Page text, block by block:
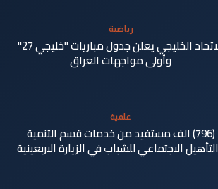
رياضية
الاتحاد الخليجي يعلن جدول مباريات "خليجي 27"
وأولى مواجهات العراق
علمية
(796) الف مستفيد من خدمات قسم التنمية
الاجتماعي للشباب في الزيارة الاربعينية